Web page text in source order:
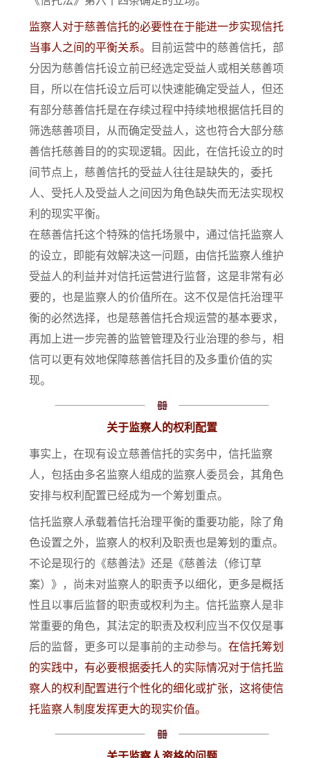
监察人对于慈善信托的必要性在于能进一步实现信托
当事人之间的平衡关系。 目前运营中的慈善信托，部
分因为慈善信托设立前已经选定受益人或相关慈善项
目，所以在信托设立后可以快速能确定受益人，但还
有部分慈善信托是在存续过程中持续地根据信托目的
筛选慈善项目，从而确定受益人，这也符合大部分慈
善信托慈善目的的实现逻辑。因此，在信托设立的时
间节点上，慈善信托的受益人往往是缺失的，委托
人、受托人及受益人之间因为角色缺失而无法实现权
利的现实平衡。
在慈善信托这个特殊的信托场景中，通过信托监察人
的设立，即能有效解决这一问题，由信托监察人维护
受益人的利益并对信托运营进行监督，这是非常有必
要的，也是监察人的价值所在。这不仅是信托治理平
衡的必然选择，也是慈善信托合规运营的基本要求，
再加上进一步完善的监管管理及行业治理的参与，相
信可以更有效地保障慈善信托目的及多重价值的实
现。
关于监察人的权利配置
事实上，在现有设立慈善信托的实务中，信托监察
人，包括由多名监察人组成的监察人委员会，其角色
安排与权利配置已经成为一个筹划重点。
信托监察人承载着信托治理平衡的重要功能，除了角
色设置之外，监察人的权利及职责也是筹划的重点。
不论是现行的《慈善法》还是《慈善法（修订草
案）》，尚未对监察人的职责予以细化，更多是概括
性且以事后监督的职责或权利为主。信托监察人是非
常重要的角色，其法定的职责及权利应当不仅仅是事
后的监督，更多可以是事前的主动参与。在信托筹划
的实践中，有必要根据委托人的实际情况对于信托监
察人的权利配置进行个性化的细化或扩张，这将使信
托监察人制度发挥更大的现实价值。